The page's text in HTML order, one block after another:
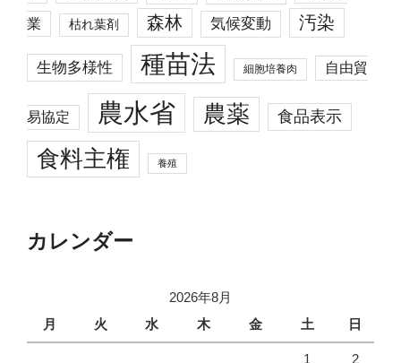
業 枯れ葉剤 森林 気候変動 汚染
生物多様性 種苗法 細胞培養肉 自由貿
易協定 農水省 農薬 食品表示
食料主権 養殖
カレンダー
2026年8月
月
火 水 木 金 土 日
1 2